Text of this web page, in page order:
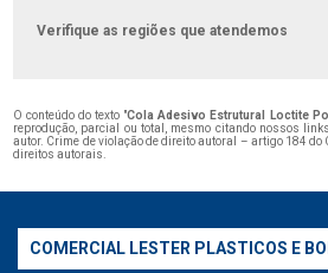
Verifique as regiões que atendemos
O conteúdo do texto "Cola Adesivo Estrutural Loctite
reprodução, parcial ou total, mesmo citando nossos
autor. Crime de violação de direito autoral – artigo 184 do
direitos autorais
COMERCIAL LESTER PLASTICOS E